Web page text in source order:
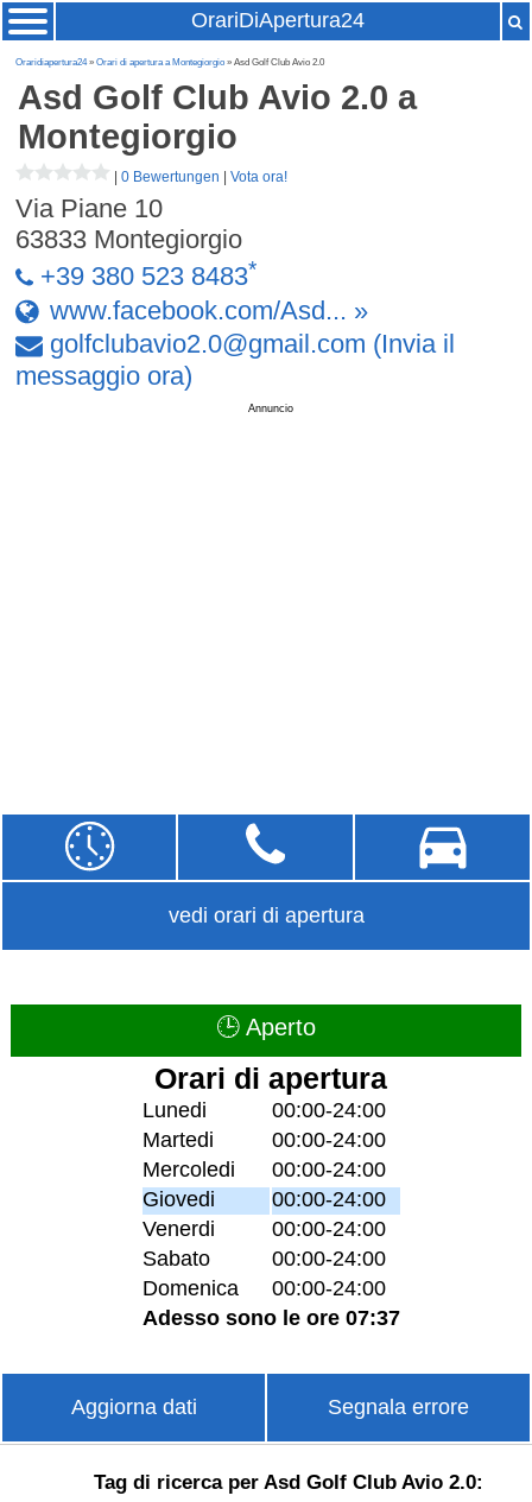
OrariDiApertura24
Oraridiapertura24»Orari di apertura a Montegiorgio » Asd Golf Club Avio 2.0
Asd Golf Club Avio 2.0 a
Montegiorgio
|0 Bewertungen |Vota ora!
Via Piane 10
63833 Montegiorgio
+39 380 523 8483*
www.facebook.com/Asd... »
golfclubavio2.0@gmail .com (Invia il
messaggio ora)
Annuncio
vedi orari di apertura
🕒 Aperto
Orari di apertura
Lunedi
00:00-24:00
Martedi
00:00-24:00
Mercoledi
00:00-24:00
Giovedi
00:00-24:00
Venerdi
00:00-24:00
Sabato
00:00-24:00
Domenica
00:00-24:00
Adesso sono le ore 07:37
Aggiorna dati Segnala errore
Tag di ricerca per Asd Golf Club Avio 2.0: